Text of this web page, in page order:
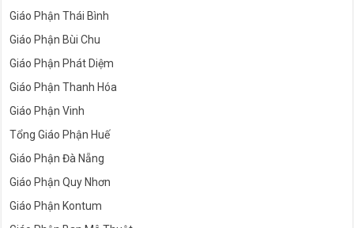
Giáo Phận Thái Bình
Giáo Phận Bùi Chu
Giáo Phận Phát Diệm
Giáo Phận Thanh Hóa
Giáo Phận Vinh
Tổng Giáo Phận Huế
Giáo Phận Đà Nẵng
Giáo Phận Quy Nhơn
Giáo Phận Kontum